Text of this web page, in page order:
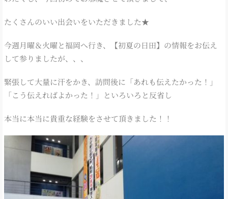
たくさんのいい出会いをいただきました★
今週月曜＆火曜と福岡へ行き、【初夏の日田】の情報をお伝え
して参りましたが、、、
緊張して大量に汗をかき、訪問後に「あれも伝えたかった！」
「こう伝えればよかった！」といろいろと反省し
本当に本当に貴重な経験をさせて頂きました！！